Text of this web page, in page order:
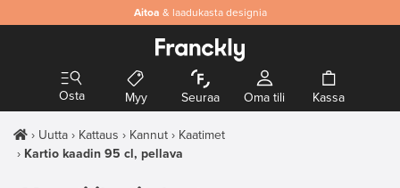
Aitoa & laadukasta designia
Osta Myy Seuraa Oma tili Kassa
Uutta Kattaus Kannut
Kaatimet
Kartio kaadin 95 cl, pellava